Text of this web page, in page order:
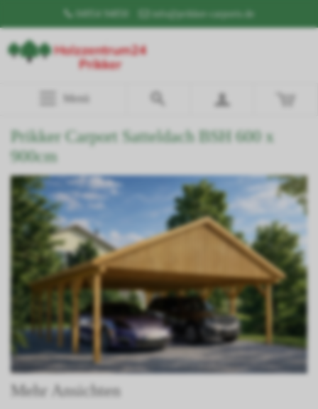
info@prikker-carports.de
Menü
Prikker Carport Satteldach BSH 600 x
900cm
Mehr Ansichten